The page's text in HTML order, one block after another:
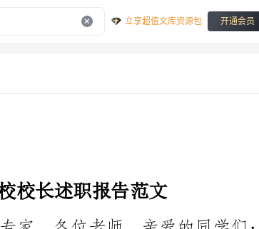
立享超值文库资源包 开通会员
尊敬的各位领导、各位专家、各位老师、亲爱的同学们：